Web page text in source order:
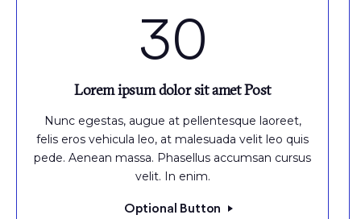
30
Lorem ipsum dolor sit amet Post
Nunc egestas, augue at pellentesque laoreet,
felis eros vehicula leo, at malesuada velit leo quis
pede. Aenean massa. Phasellus accumsan cursus
velit. In enim.
Optional Button